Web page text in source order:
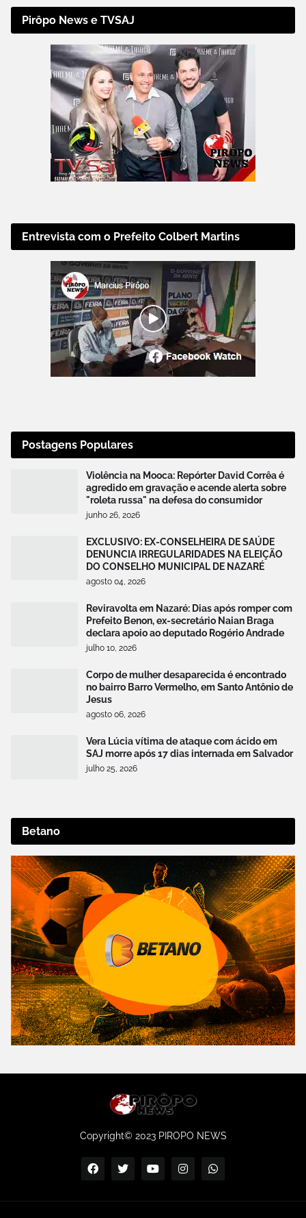
Pirôpo News e TVSAJ
Entrevista com o Prefeito Colbert Martins
Postagens Populares
Violência na Mooca: Repórter David Corrêa é
agredido em gravação e acende alerta sobre
"roleta russa" na defesa do consumidor
junho 26, 2026
EXCLUSIVO: EX-CONSELHEIRA DE SAÚDE
DENUNCIA IRREGULARIDADES NA ELEIÇÃO
DO CONSELHO MUNICIPAL DE NAZARÉ
agosto 04, 2026
Reviravolta em Nazaré: Dias após romper com
Prefeito Benon, ex-secretário Naian Braga
declara apoio ao deputado Rogério Andrade
julho 10, 2026
Corpo de mulher desaparecida é encontrado
no bairro Barro Vermelho, em Santo Antônio de
Jesus
agosto 06, 2026
Vera Lúcia vítima de ataque com ácido em
SAJ morre após 17 dias internada em Salvador
julho 25, 2026
Betano
Copyright© 2023 PIROPO NEWS